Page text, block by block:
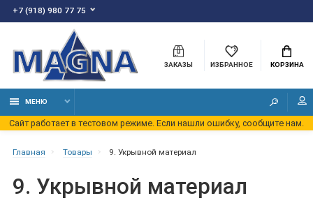
+7 (918) 980 77 75
ЗАКАЗЫ ИЗБРАННОЕ КОРЗИНА
МЕНЮ
Сайт работает в тестовом режиме. Если нашли ошибку, сообщите нам.
Главная Товары 9. Укрывной материал
9. Укрывной материал